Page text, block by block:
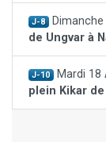
J-8 Dimanche
de Ungvar à
J-10 Mardi 18
plein Kikar de